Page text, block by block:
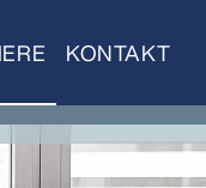
KONTAKT